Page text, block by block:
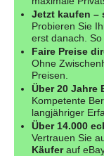
Jetzt kaufen –
Probieren Sie
erst danach. So
Faire Preise
Ohne
Preisen.
Über 20 Jahre
Kompetente
langjähriger
Über 14.000
Vertrauen Sie
Käuferauf